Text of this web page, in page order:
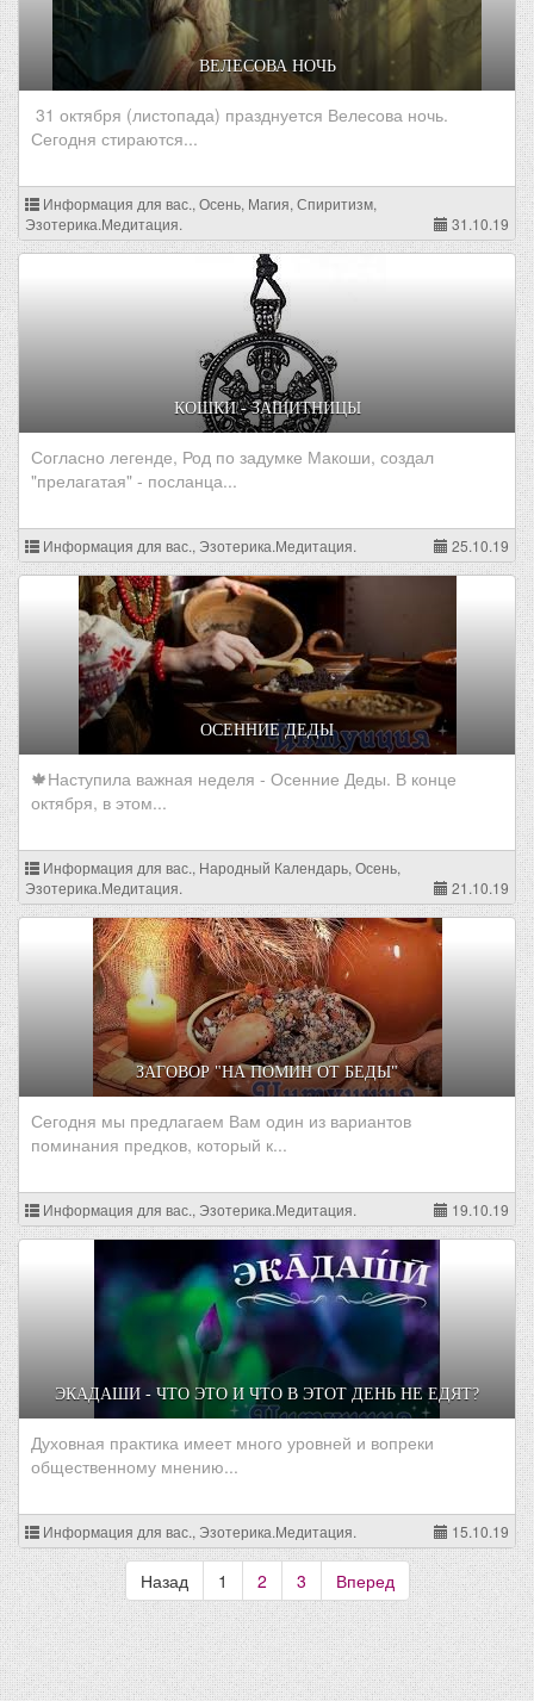
ВЕЛЕСОВА НОЧЬ
31 октября (листопада) празднуется Велесова ночь.
Сегодня стираются...
Информация для вас., Осень, Магия, Спиритизм,
Эзотерика.Медитация.
31.10.19
КОШКИ - ЗАЩИТНИЦЫ
Согласно легенде, Род по задумке Макоши, создал
"прелагатая" - посланца...
Информация для вас., Эзотерика.Медитация. 25.10.19
ОСЕННИЕ ДЕДЫ
🍁Наступила важная неделя - Осенние Деды. В конце
октября, в этом...
Информация для вас., Народный Календарь, Осень,
Эзотерика.Медитация.
21.10.19
ЗАГОВОР "НА ПОМИН ОТ БЕДЫ"
Сегодня мы предлагаем Вам один из вариантов
поминания предков, который к...
Информация для вас., Эзотерика.Медитация. 19.10.19
ЭКАДАШИ - ЧТО ЭТО И ЧТО В ЭТОТ ДЕНЬ НЕ ЕДЯТ?
Духовная практика имеет много уровней и вопреки
общественному мнению...
Информация для вас., Эзотерика.Медитация. 15.10.19
Назад 1 2 3 Вперед